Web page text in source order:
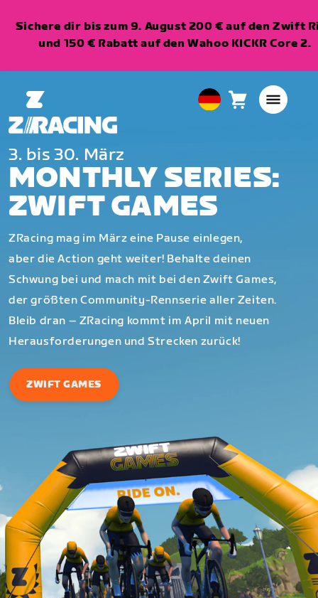
Sichere dir bis zum 9. August 200 € auf den Zwift
und 150 € Rabatt auf den Wahoo KICKR Core 2.
EuropeanWarenkorb
3. bis 30. März
MONTHLY SERIES:
ZWIFT GAMES
ZRacing mag im März eine Pause einlegen,
aber die Action geht weiter! Behalte deinen
Schwung bei und mach mit bei den Zwift Games,
der größten Community-Rennserie aller Zeiten.
Bleib dran – ZRacing kommt im April mit neuen
Herausforderungen und Strecken zurück!
ZWIFT GAMES